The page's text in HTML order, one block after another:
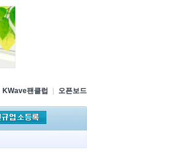
KWave팬클럽 오픈보드